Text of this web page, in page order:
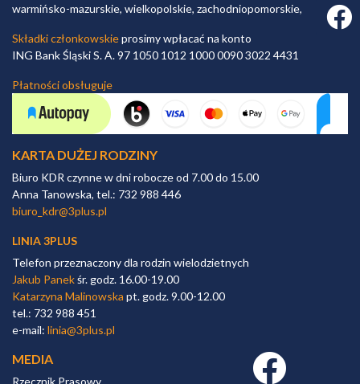
warmińsko-mazurskie, wielkopolskie, zachodniopomorskie,
Składki członkowskieprosimy wpłacać na konto
ING Bank Śląski S. A. 97 1050 1012 1000 0090 3022 4431
Płatności obsługuje
KARTA DUŻEJ RODZINY
Biuro KDR czynne w dni robocze od 7.00 do 15.00
Anna Tanowska, tel.: 732 988 446
biuro_kdr@3plus.pl
LINIA 3PLUS
Telefon przeznaczony dla rodzin wielodzietnych
Jakub Panekśr. godz. 16.00-19.00
Katarzyna Malinowska pt. godz. 9.00-12.00
tel.: 732 988 451
e-mail: linia@3plus.pl
MEDIA Facebook link